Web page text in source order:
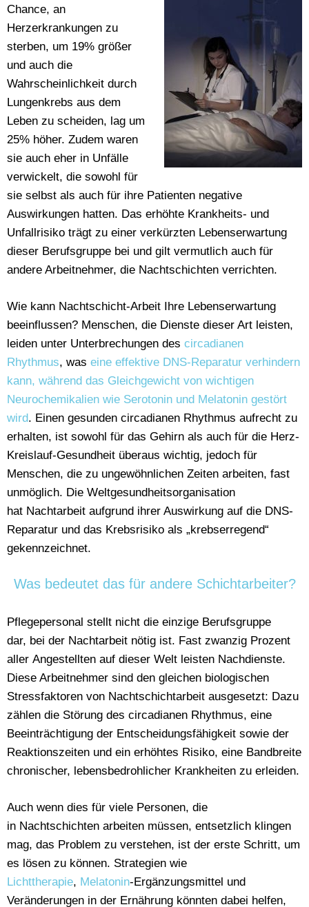
Chance, an
Herzerkrankungen zu
sterben, um 19% größer
und auch die
Wahrscheinlichkeit durch
Lungenkrebs aus dem
Leben zu scheiden, lag um
25% höher. Zudem waren
sie auch eher in Unfälle
verwickelt, die sowohl für
sie selbst als auch für ihre Patienten negative
Auswirkungen hatten. Das erhöhte Krankheits- und
Unfallrisiko trägt zu einer verkürzten Lebenserwartung
dieser Berufsgruppe bei und gilt vermutlich auch für
andere Arbeitnehmer, die Nachtschichten verrichten.
Wie kann Nachtschicht-Arbeit Ihre Lebenserwartung
beeinflussen? Menschen, die Dienste dieser Art leisten,
leiden unter Unterbrechungen des circadianen
Rhythmus, was eine effektive DNS-Reparatur verhindern
kann, während das Gleichgewicht von wichtigen
Neurochemikalien wie Serotonin und Melatonin gestört
wird. Einen gesunden circadianen Rhythmus aufrecht zu
erhalten, ist sowohl für das Gehirn als auch für die Herz-
Kreislauf-Gesundheit überaus wichtig, jedoch für
Menschen, die zu ungewöhnlichen Zeiten arbeiten, fast
unmöglich. Die Weltgesundheitsorganisation
hat Nachtarbeit aufgrund ihrer Auswirkung auf die DNS-
Reparatur und das Krebsrisiko als „krebserregend“
gekennzeichnet.
Was bedeutet das für andere Schichtarbeiter?
Pflegepersonal stellt nicht die einzige Berufsgruppe
dar, bei der Nachtarbeit nötig ist. Fast zwanzig Prozent
aller Angestellten auf dieser Welt leisten Nachdienste.
Diese Arbeitnehmer sind den gleichen biologischen
Stressfaktoren von Nachtschichtarbeit ausgesetzt: Dazu
zählen die Störung des circadianen Rhythmus, eine
Beeinträchtigung der Entscheidungsfähigkeit sowie der
Reaktionszeiten und ein erhöhtes Risiko, eine Bandbreite
chronischer, lebensbedrohlicher Krankheiten zu erleiden.
Auch wenn dies für viele Personen, die
in Nachtschichten arbeiten müssen, entsetzlich klingen
mag, das Problem zu verstehen, ist der erste Schritt, um
es lösen zu können. Strategien wie
Lichttherapie, Melatonin-Ergänzungsmittel und
Veränderungen in der Ernährung könnten dabei helfen,